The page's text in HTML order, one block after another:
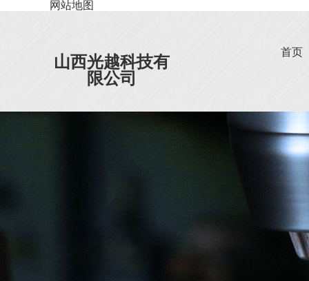
网站地图
山西光越科技有
限公司
首页